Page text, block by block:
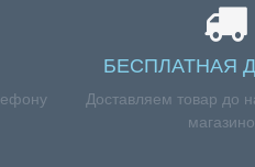
БЕСПЛАТНАЯ
Доставляем товар до